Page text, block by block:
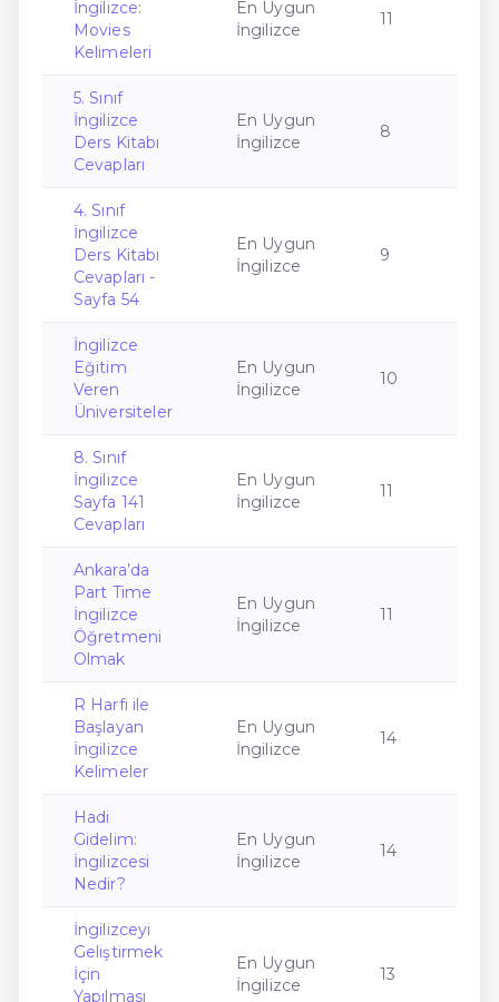
İngilizce:
Movies
Kelimeleri
En Uygun
İngilizce
11
5. Sınıf
İngilizce
Ders Kitabı
Cevapları
En Uygun
İngilizce
8
4. Sınıf
İngilizce
Ders Kitabı
Cevapları -
Sayfa 54
En Uygun
İngilizce
9
İngilizce
Eğitim
Veren
Üniversiteler
En Uygun
İngilizce
10
8. Sınıf
İngilizce
Sayfa 141
Cevapları
En Uygun
İngilizce
11
Ankara’da
Part Time
İngilizce
Öğretmeni
Olmak
En Uygun
İngilizce
11
R Harfi ile
Başlayan
İngilizce
Kelimeler
En Uygun
İngilizce
14
Hadi
Gidelim:
İngilizcesi
Nedir?
En Uygun
İngilizce
14
İngilizceyi
Geliştirmek
İçin
Yapılması
En Uygun
İngilizce
13